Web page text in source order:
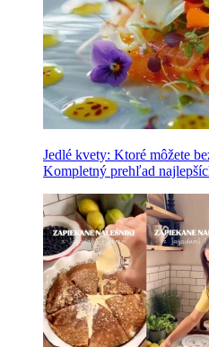
Jedlé kvety: Ktoré môžete
Kompletný prehľad